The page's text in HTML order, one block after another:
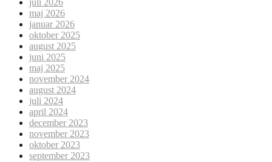
juli 2026
maj 2026
januar 2026
oktober 2025
august 2025
juni 2025
maj 2025
november 2024
august 2024
juli 2024
april 2024
december 2023
november 2023
oktober 2023
september 2023